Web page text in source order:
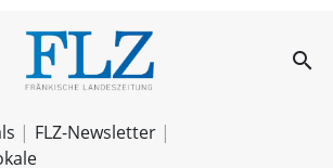
FLZ – search
FLZ-Newsletter